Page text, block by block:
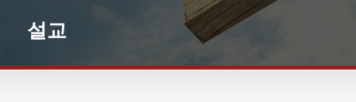
설교